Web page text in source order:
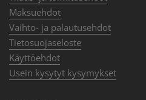
Maksuehdot
Vaihto- ja palautusehdot
Tietosuojaseloste
Käyttöehdot
Usein kysytyt kysymykset